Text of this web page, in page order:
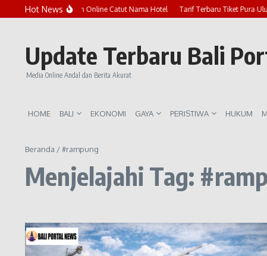
Lewati ke konten
Hot News
Marak Penipuan Online Catut Nama Hotel Tarif Terbaru Tiket Pura
Update Terbaru Bali
Media Online Andal dan Berita Akurat
HOME BALI EKONOMI GAYA PERISTIWA HUKUM
Beranda /#rampung
Menjelajahi Tag: